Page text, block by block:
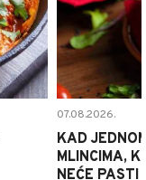
07.08.2026.
KAD
MLINCIMA,
NEĆE PASTI